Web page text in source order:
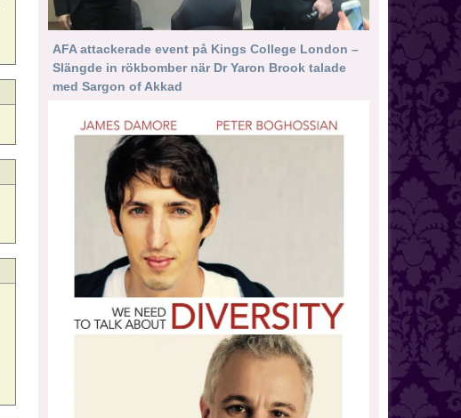
AFA attackerade event på Kings College London –
Slängde in rökbomber när Dr Yaron Brook talade
med Sargon of Akkad